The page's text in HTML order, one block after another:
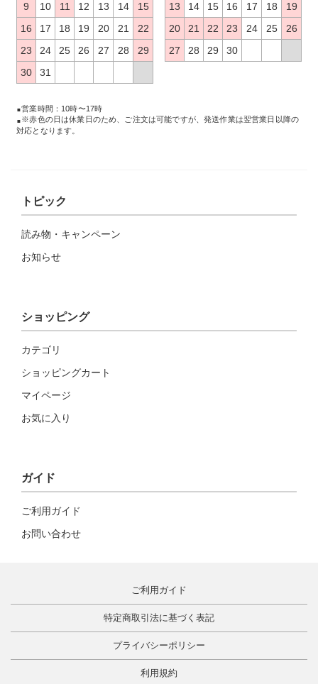
9
10 11 12 13 14
15
16
17 18 19 20 21
22
23
24 25 26 27 28
29
30
31
13
14 15 16 17 18
19
20
21 22 23 24 25
26
27
28 29 30
営業時間：10時〜17時
※赤色の日は休業日のため、ご注文は可能ですが、発送作業は翌営業日以降の
対応となります。
トピック
読み物・キャンペーン
お知らせ
ショッピング
カテゴリ
ショッピングカート
マイページ
お気に入り
ガイド
ご利用ガイド
お問い合わせ
ご利用ガイド
特定商取引法に基づく表記
プライバシーポリシー
利用規約